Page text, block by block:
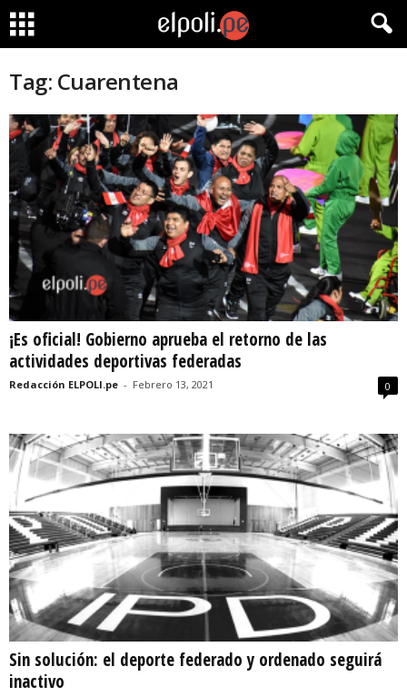
Tag: Cuarentena
¡Es oficial! Gobierno aprueba el retorno de las
actividades deportivas federadas
Redacción ELPOLI.pe - Febrero 13, 2021 0
Sin solución: el deporte federado y ordenado seguirá
inactivo